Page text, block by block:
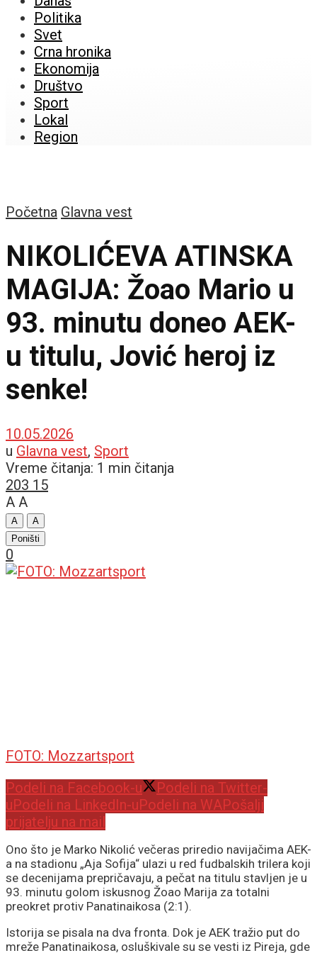
Politika
Svet
Crna hronika
Ekonomija
Društvo
Sport
Lokal
Region
Početna Glavna vest
NIKOLIĆEVA ATINSKA
MAGIJA: Žoao Mario u
93. minutu doneo AEK-
u titulu, Jović heroj iz
senke!
10.05.2026
u Glavna vest, Sport
Vreme čitanja: 1 min čitanja
203 15
A A
A
A
Poništi
0
FOTO: Mozzartsport
Podeli na Facebook-u
Podeli na Twitter-
uPodeli na LinkedIn-uPodeli na WAPošalji
prijatelju na mail
Ono što je Marko Nikolić večeras priredio navijačima AEK-
a na stadionu „Aja Sofija“ ulazi u red fudbalskih trilera koji
se decenijama prepričavaju, a pečat na titulu stavljen je u
93. minutu golom iskusnog Žoao Marija za totalni
preokret protiv Panatinaikosa (2:1).
Istorija se pisala na dva fronta. Dok je AEK tražio put do
mreže Panatinaikosa, osluškivale su se vesti iz Pireja, gde